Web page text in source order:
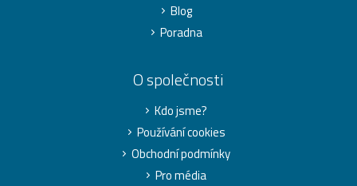
Blog
Poradna
O společnosti
Kdo jsme?
Používání cookies
Obchodní podmínky
Pro média